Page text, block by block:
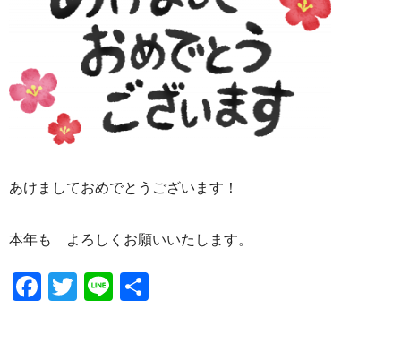
あけましておめでとうございます！
本年も よろしくお願いいたします。
Facebook
Twitter
Line